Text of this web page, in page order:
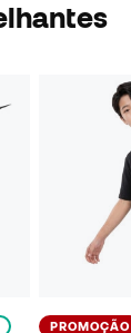
PROMOÇÃO